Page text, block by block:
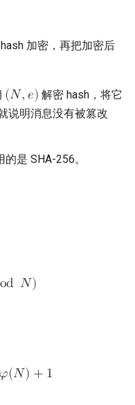
加密，再把加密后
(𝑁, 𝑒) 解密 hash，将它
说明消息没有被篡改
是 SHA-256。
od 𝑁)
𝜑(𝑁) + 1